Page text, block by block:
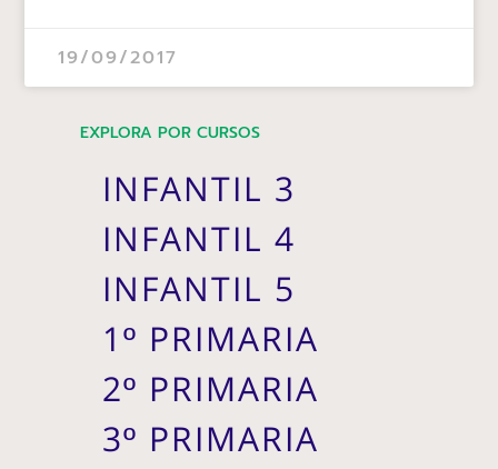
19/09/2017
EXPLORA POR CURSOS
INFANTIL 3
INFANTIL 4
INFANTIL 5
1º PRIMARIA
2º PRIMARIA
3º PRIMARIA